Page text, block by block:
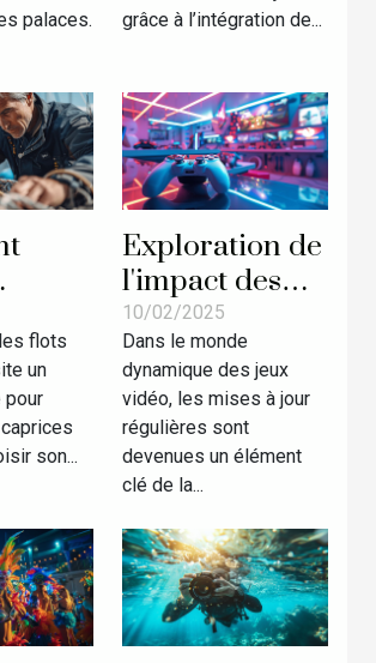
palaces.
grâce à l’intégration de...
flots
un
pour
son...
Exploration de
l'impact des
mises à jour
régulières sur
la popularité
des jeux vidéo
10/02/2025
Dans le monde
dynamique des jeux
vidéo, les mises à jour
régulières sont
devenues un élément
clé de la...